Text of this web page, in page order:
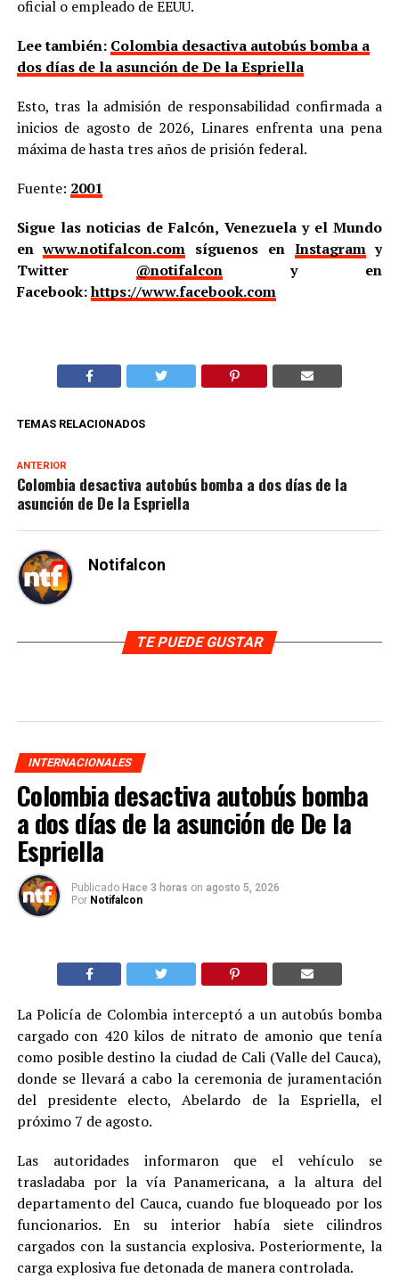
oficial o empleado de EEUU.
Lee también: Colombia desactiva autobús bomba a
dos días de la asunción de De la Espriella
Esto, tras la admisión de responsabilidad confirmada a
inicios de agosto de 2026, Linares enfrenta una pena
máxima de hasta tres años de prisión federal.
Fuente: 2001
Sigue las noticias de Falcón, Venezuela y el Mundo
enwww.notifalcon.com síguenos en Instagramy
Twitter @notifalcony en
Facebook:https://www.facebook.com
TEMAS RELACIONADOS
ANTERIOR
Colombia desactiva autobús bomba a dos días de la
asunción de De la Espriella
Notifalcon
TE PUEDE GUSTAR
INTERNACIONALES
Colombia desactiva autobús bomba
a dos días de la asunción de De la
Espriella
Publicado Hace 3 horas on agosto 5, 2026
Por Notifalcon
La Policía de Colombia interceptó a un autobús bomba
cargado con 420 kilos de nitrato de amonio que tenía
como posible destino la ciudad de Cali (Valle del Cauca),
donde se llevará a cabo la ceremonia de juramentación
del presidente electo, Abelardo de la Espriella, el
próximo 7 de agosto.
Las autoridades informaron que el vehículo se
trasladaba por la vía Panamericana, a la altura del
departamento del Cauca, cuando fue bloqueado por los
funcionarios. En su interior había siete cilindros
cargados con la sustancia explosiva. Posteriormente, la
carga explosiva fue detonada de manera controlada.